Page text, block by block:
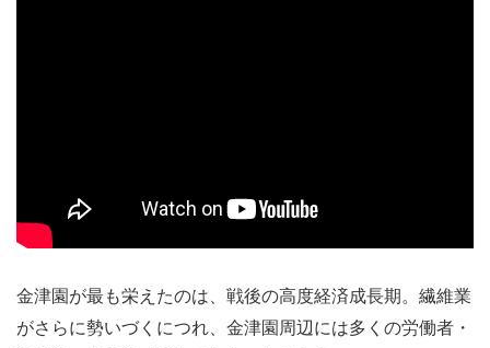
金津園が最も栄えたのは、戦後の高度経済成長期。繊維業
がさらに勢いづくにつれ、金津園周辺には多くの労働者・